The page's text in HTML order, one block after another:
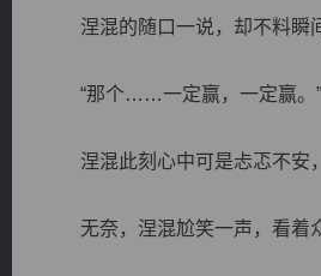
涅混的随口一说，却不料瞬间
“那个……一定赢，一定赢。”
涅混此刻心中可是忐忑不安，
无奈，涅混尬笑一声，看着众